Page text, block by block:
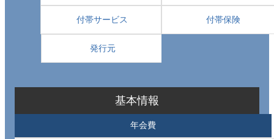
付帯サービス 付帯保険
発行元
基本情報
年会費